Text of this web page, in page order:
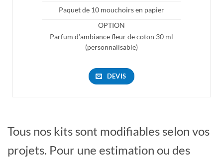
Paquet de 10 mouchoirs en papier
OPTION
Parfum d’ambiance fleur de coton 30 ml
(personnalisable)
DEVIS
Tous nos kits sont modifiables selon vos
projets. Pour une estimation ou des